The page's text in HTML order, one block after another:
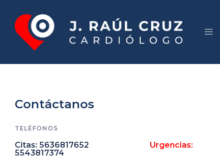
Contáctanos
TELÉFONOS
Citas: 5636817652 Urgencias:
5543817374